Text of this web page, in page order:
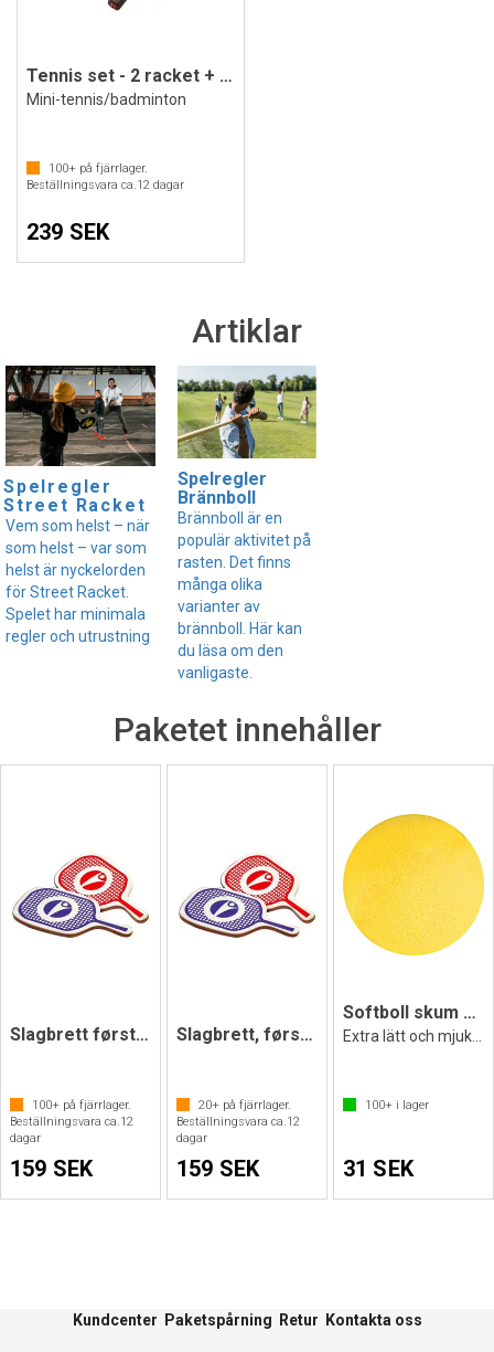
Tennis set - 2 racket + boll
Mini-tennis/badminton
100+ på fjärrlager.
Beställningsvara ca.12 dagar
239 SEK
Artiklar
Spelregler
Street Racket
Vem som helst – när
som helst – var som
helst är nyckelorden
för Street Racket.
Spelet har minimala
regler och utrustning
Spelregler
Brännboll
Brännboll är en
populär aktivitet på
rasten. Det finns
många olika
varianter av
brännboll. Här kan
du läsa om den
vanligaste.
Paketet innehåller
Slagbrett første skritt rødt
100+ på fjärrlager.
Beställningsvara ca.12
dagar
159 SEK
Slagbrett, første skritt blått
20+ på fjärrlager.
Beställningsvara ca.12
dagar
159 SEK
Softboll skum 7 cm gul
100+ i lager
31 SEK
Kundcenter Paketspårning Retur Kontakta oss